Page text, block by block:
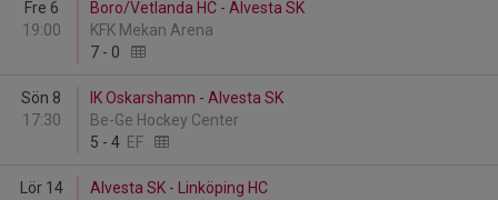
Fre 6
19:00
Boro/Vetlanda HC - Alvesta SK
KFK Mekan Arena
7 - 0
Sön 8
17:30
IK Oskarshamn - Alvesta SK
Be-Ge Hockey Center
5 - 4 EF
Lör 14
Alvesta SK - Linköping HC